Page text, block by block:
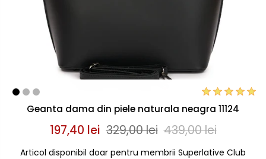
Geanta dama din piele naturala neagra 11124
197,40 lei 329,00 lei 439,00 lei
Articol disponibil doar pentru membrii Superlative Club